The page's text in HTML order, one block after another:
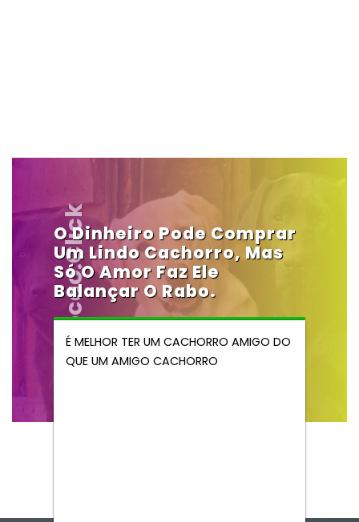
Vendocao.click
O Dinheiro Pode Comprar
Um Lindo Cachorro, Mas
Só O Amor Faz Ele
Balançar O Rabo.
É MELHOR TER UM CACHORRO AMIGO DO
QUE UM AMIGO CACHORRO